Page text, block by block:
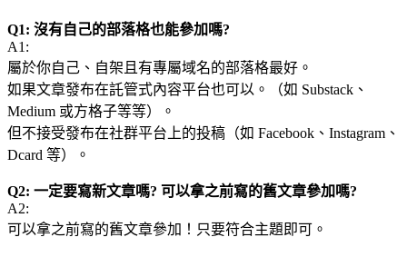
Q1: 沒有自己的部落格也能參加嗎?
A1:
屬於你自己、自架且有專屬域名的部落格最好。
如果文章發布在託管式內容平台也可以。（如 Substack、
Medium 或方格子等等）。
但不接受發布在社群平台上的投稿（如 Facebook、Instagram、
Dcard 等）。
Q2: 一定要寫新文章嗎? 可以拿之前寫的舊文章參加嗎?
A2:
可以拿之前寫的舊文章參加！只要符合主題即可。